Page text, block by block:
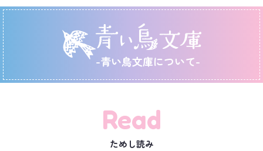
-青い鳥文庫について-
Read
ためし読み